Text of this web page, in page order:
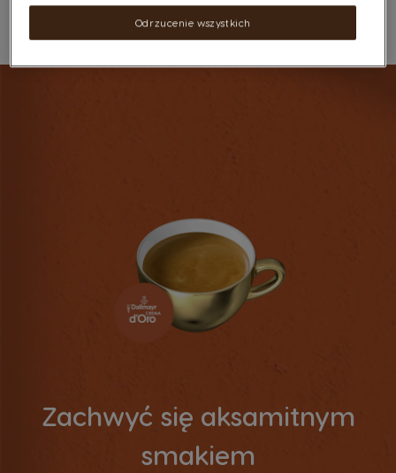
Lista Życzeń
Schowek
Zachwyć się aksamitnym
smakiem​
Odrzucenie wszystkich